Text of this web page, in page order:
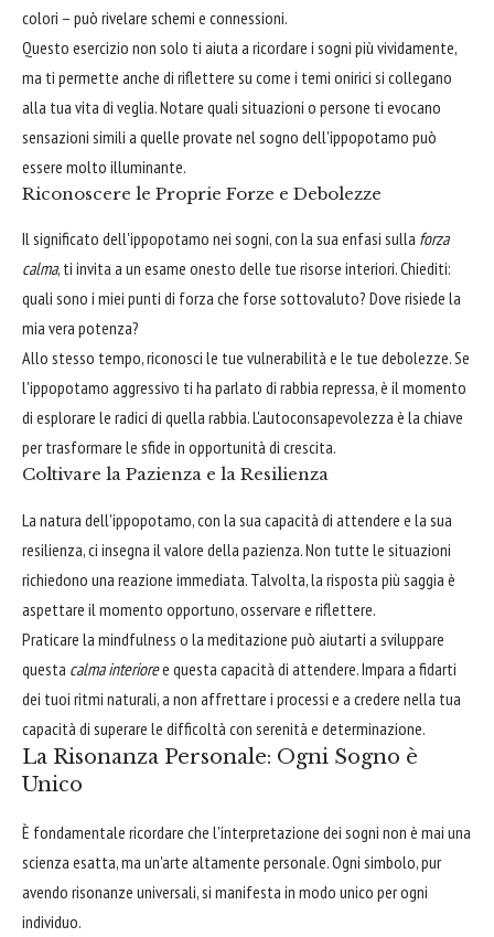
colori – può rivelare schemi e connessioni.
Questo esercizio non solo ti aiuta a ricordare i sogni più vividamente,
ma ti permette anche di riflettere su come i temi onirici si collegano
alla tua vita di veglia. Notare quali situazioni o persone ti evocano
sensazioni simili a quelle provate nel sogno dell'ippopotamo può
essere molto illuminante.
Riconoscere le Proprie Forze e Debolezze
Il significato dell'ippopotamo nei sogni, con la sua enfasi sulla forza
calma, ti invita a un esame onesto delle tue risorse interiori. Chiediti:
quali sono i miei punti di forza che forse sottovaluto? Dove risiede la
mia vera potenza?
Allo stesso tempo, riconosci le tue vulnerabilità e le tue debolezze. Se
l'ippopotamo aggressivo ti ha parlato di rabbia repressa, è il momento
di esplorare le radici di quella rabbia. L'autoconsapevolezza è la chiave
per trasformare le sfide in opportunità di crescita.
Coltivare la Pazienza e la Resilienza
La natura dell'ippopotamo, con la sua capacità di attendere e la sua
resilienza, ci insegna il valore della pazienza. Non tutte le situazioni
richiedono una reazione immediata. Talvolta, la risposta più saggia è
aspettare il momento opportuno, osservare e riflettere.
Praticare la mindfulness o la meditazione può aiutarti a sviluppare
questa calma interioree questa capacità di attendere. Impara a fidarti
dei tuoi ritmi naturali, a non affrettare i processi e a credere nella tua
capacità di superare le difficoltà con serenità e determinazione.
La Risonanza Personale: Ogni Sogno è
Unico
È fondamentale ricordare che l'interpretazione dei sogni non è mai una
scienza esatta, ma un'arte altamente personale. Ogni simbolo, pur
avendo risonanze universali, si manifesta in modo unico per ogni
individuo.